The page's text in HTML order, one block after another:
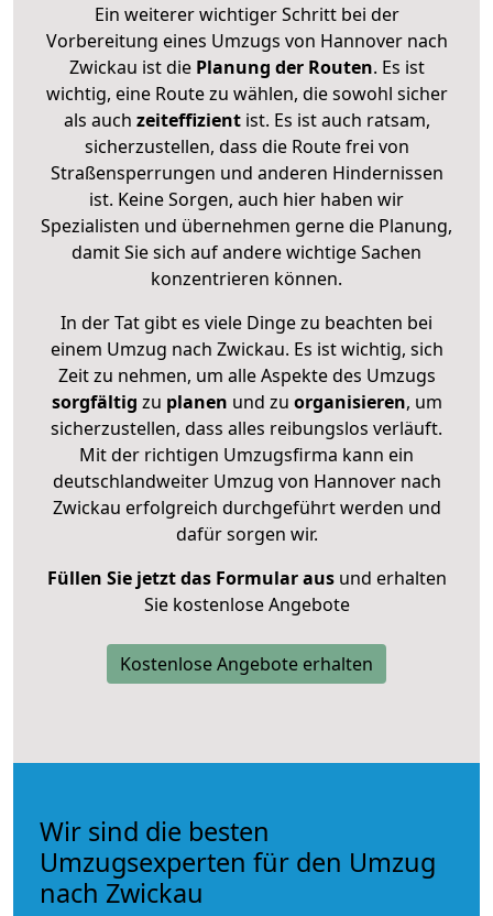
Ein weiterer wichtiger Schritt bei der
Vorbereitung eines Umzugs von Hannover nach
Zwickau ist diePlanung der Routen. Es ist
wichtig, eine Route zu wählen, die sowohl sicher
als auch zeiteffizientist. Es ist auch ratsam,
sicherzustellen, dass die Route frei von
Straßensperrungen und anderen Hindernissen
ist. Keine Sorgen, auch hier haben wir
Spezialisten und übernehmen gerne die Planung,
damit Sie sich auf andere wichtige Sachen
konzentrieren können.
In der Tat gibt es viele Dinge zu beachten bei
einem Umzug nach Zwickau. Es ist wichtig, sich
Zeit zu nehmen, um alle Aspekte des Umzugs
sorgfältig zu planen und zu organisieren, um
sicherzustellen, dass alles reibungslos verläuft.
Mit der richtigen Umzugsfirma kann ein
deutschlandweiter Umzug von Hannover nach
Zwickau erfolgreich durchgeführt werden und
dafür sorgen wir.
Füllen Sie jetzt das Formular ausund erhalten
Sie kostenlose Angebote
Kostenlose Angebote erhalten
Wir sind die besten
Umzugsexperten für den Umzug
nach Zwickau